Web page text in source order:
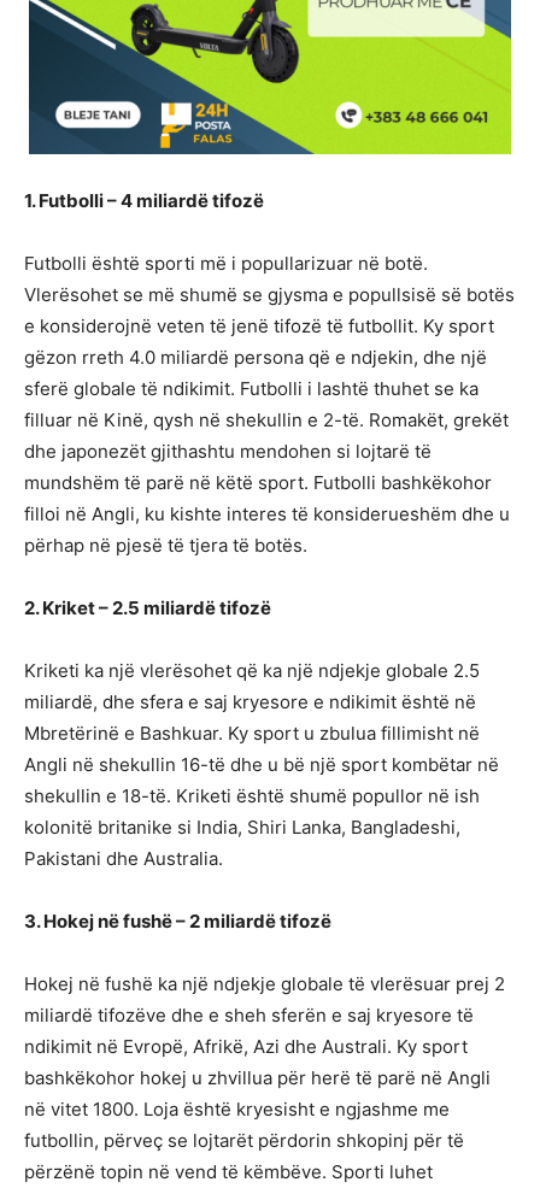
1. Futbolli – 4 miliardë tifozë
Futbolli është sporti më i popullarizuar në botë.
Vlerësohet se më shumë se gjysma e popullsisë së botës
e konsiderojnë veten të jenë tifozë të futbollit. Ky sport
gëzon rreth 4.0 miliardë persona që e ndjekin, dhe një
sferë globale të ndikimit. Futbolli i lashtë thuhet se ka
filluar në Kinë, qysh në shekullin e 2-të. Romakët, grekët
dhe japonezët gjithashtu mendohen si lojtarë të
mundshëm të parë në këtë sport. Futbolli bashkëkohor
filloi në Angli, ku kishte interes të konsiderueshëm dhe u
përhap në pjesë të tjera të botës.
2. Kriket – 2.5 miliardë tifozë
Kriketi ka një vlerësohet që ka një ndjekje globale 2.5
miliardë, dhe sfera e saj kryesore e ndikimit është në
Mbretërinë e Bashkuar. Ky sport u zbulua fillimisht në
Angli në shekullin 16-të dhe u bë një sport kombëtar në
shekullin e 18-të. Kriketi është shumë popullor në ish
kolonitë britanike si India, Shiri Lanka, Bangladeshi,
Pakistani dhe Australia.
3. Hokej në fushë – 2 miliardë tifozë
Hokej në fushë ka një ndjekje globale të vlerësuar prej 2
miliardë tifozëve dhe e sheh sferën e saj kryesore të
ndikimit në Evropë, Afrikë, Azi dhe Australi. Ky sport
bashkëkohor hokej u zhvillua për herë të parë në Angli
në vitet 1800. Loja është kryesisht e ngjashme me
futbollin, përveç se lojtarët përdorin shkopinj për të
përzënë topin në vend të këmbëve. Sporti luhet